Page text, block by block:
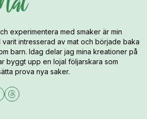
experimentera med smaker är min
varit intresserad av mat och började baka
barn. Idag delar jag mina kreationer på
byggt upp en lojal följarskara som
prova nya saker.